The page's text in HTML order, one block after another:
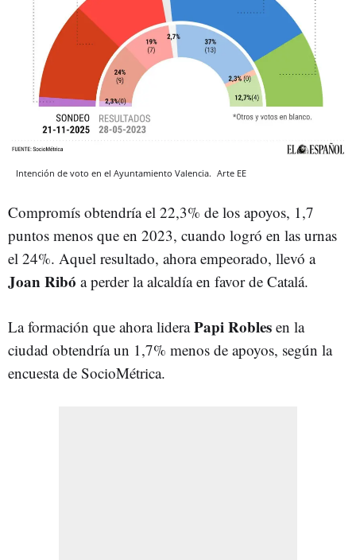
Intención de voto en el Ayuntamiento Valencia. Arte EE
Compromís obtendría el 22,3% de los apoyos, 1,7
puntos menos que en 2023, cuando logró en las urnas
el 24%. Aquel resultado, ahora empeorado, llevó a
Joan Ribó a perder la alcaldía en favor de Catalá.
La formación que ahora lideraPapi Robles en la
ciudad obtendría un 1,7% menos de apoyos, según la
encuesta de SocioMétrica.